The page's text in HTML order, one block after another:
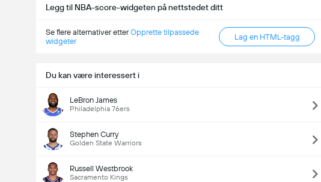
Legg til NBA-score-widgeten på nettstedet ditt
Se flere alternativer etterOpprette tilpassede
widgeter
Lag en HTML-tagg
Du kan være interessert i
LeBron James
Philadelphia 76ers
Stephen Curry
Golden State Warriors
Russell Westbrook
Sacramento Kings